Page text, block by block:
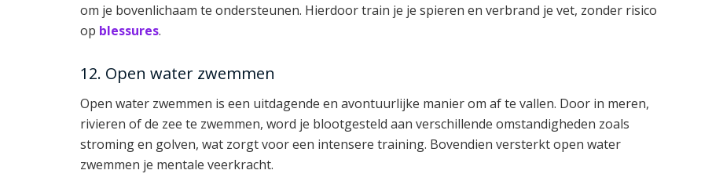
om je bovenlichaam te ondersteunen. Hierdoor train je je spieren en verbrand je vet, zonder risico
op blessures.
12. Open water zwemmen
Open water zwemmen is een uitdagende en avontuurlijke manier om af te vallen. Door in meren,
rivieren of de zee te zwemmen, word je blootgesteld aan verschillende omstandigheden zoals
stroming en golven, wat zorgt voor een intensere training. Bovendien versterkt open water
zwemmen je mentale veerkracht.